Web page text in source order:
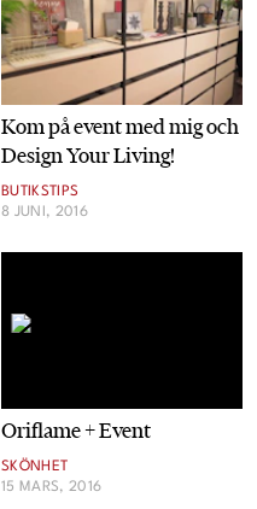
Kom på event med mig och
Design Your Living!
BUTIKSTIPS
8 JUNI, 2016
Oriflame + Event
SKÖNHET
15 MARS, 2016